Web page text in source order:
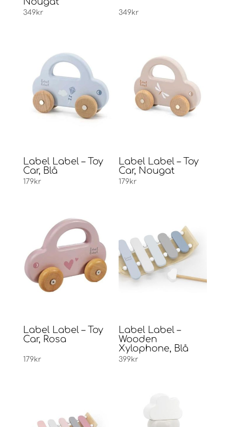
349kr 349kr
Label Label – Toy
Car, Blå
179kr
Label Label – Toy
Car, Nougat
179kr
Label Label – Toy
Car, Rosa
179kr
Label Label –
Wooden
Xylophone, Blå
399kr